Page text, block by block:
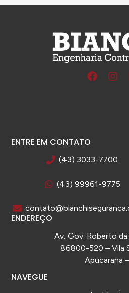
ENTRE EM CONTATO
(43) 3033-7700
(43) 99961-9775
ENDEREÇO
Av. Gov. Roberto da
86800-520 – Vila
Apucarana
NAVEGUE